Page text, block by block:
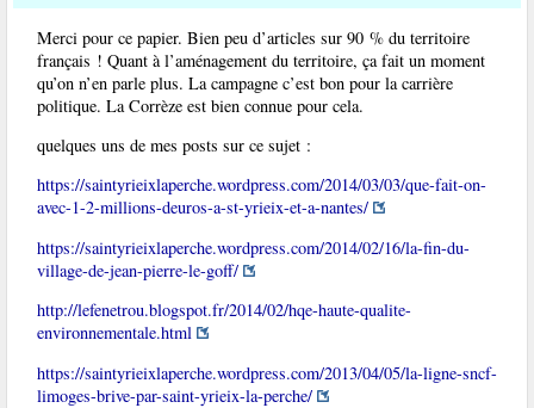
Merci pour ce papier. Bien peu d’articles sur 90 % du territoire
français ! Quant à l’aménagement du territoire, ça fait un moment
qu’on n’en parle plus. La campagne c’est bon pour la carrière
politique. La Corrèze est bien connue pour cela.
quelques uns de mes posts sur ce sujet :
https://saintyrieixlaperche.wordpress.com/2014/03/03/que-fait-on-
avec-1-2-millions-deuros-a-st-yrieix-et-a-nantes/
https://saintyrieixlaperche.wordpress.com/2014/02/16/la-fin-du-
village-de-jean-pierre-le-goff/
http://lefenetrou.blogspot.fr/2014/02/hqe-haute-qualite-
environnementale.html
https://saintyrieixlaperche.wordpress.com/2013/04/05/la-ligne-sncf-
limoges-brive-par-saint-yrieix-la-perche/